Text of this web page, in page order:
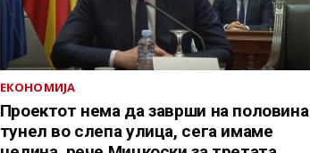
ЕКОНОМИЈА
Проектот нема да заврши на половина
тунел во слепа улица, сега имаме